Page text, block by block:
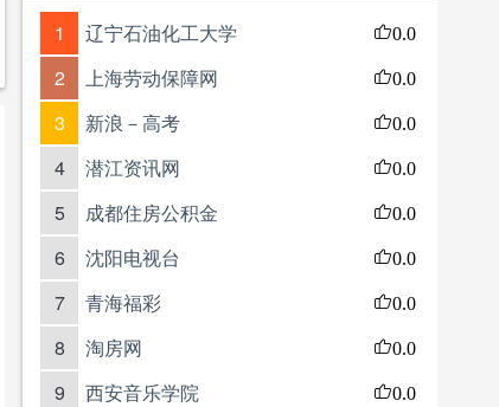
1 辽宁石油化工大学 0.0
2 上海劳动保障网 0.0
3 新浪－高考 0.0
4 潜江资讯网 0.0
5 成都住房公积金 0.0
6 沈阳电视台 0.0
7 青海福彩 0.0
8 淘房网 0.0
9 西安音乐学院 0.0